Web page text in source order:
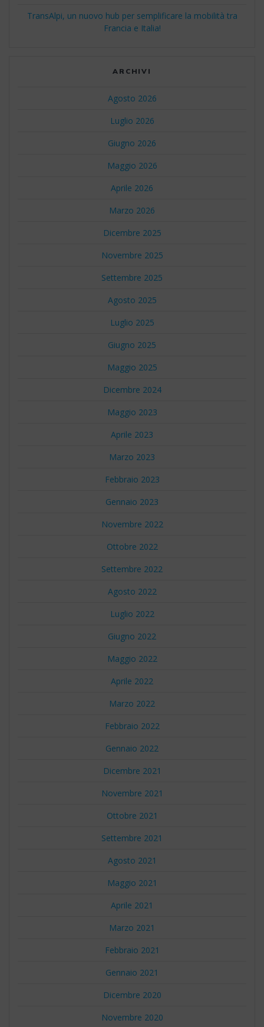
TransAlpi, un nuovo hub per semplificare la mobilità tra
Francia e Italia!
ARCHIVI
Agosto 2026
Luglio 2026
Giugno 2026
Maggio 2026
Aprile 2026
Marzo 2026
Dicembre 2025
Novembre 2025
Settembre 2025
Agosto 2025
Luglio 2025
Giugno 2025
Maggio 2025
Dicembre 2024
Maggio 2023
Aprile 2023
Marzo 2023
Febbraio 2023
Gennaio 2023
Novembre 2022
Ottobre 2022
Settembre 2022
Agosto 2022
Luglio 2022
Giugno 2022
Maggio 2022
Aprile 2022
Marzo 2022
Febbraio 2022
Gennaio 2022
Dicembre 2021
Novembre 2021
Ottobre 2021
Settembre 2021
Agosto 2021
Maggio 2021
Aprile 2021
Marzo 2021
Febbraio 2021
Gennaio 2021
Dicembre 2020
Novembre 2020